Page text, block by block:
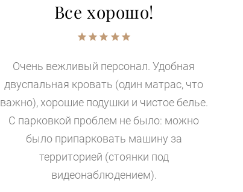
Все хорошо!
Очень вежливый персонал. Удобная
двуспальная кровать (один матрас, что
важно), хорошие подушки и чистое белье.
С парковкой проблем не было: можно
было припарковать машину за
территорией (стоянки под
видеонаблюдением).